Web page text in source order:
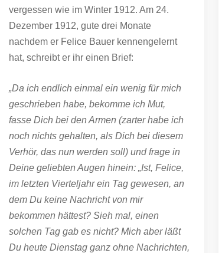
vergessen wie im Winter 1912. Am 24.
Dezember 1912, gute drei Monate
nachdem er Felice Bauer kennengelernt
hat, schreibt er ihr einen Brief:
„Da ich endlich einmal ein wenig für mich
geschrieben habe, bekomme ich Mut,
fasse Dich bei den Armen (zarter habe ich
noch nichts gehalten, als Dich bei diesem
Verhör, das nun werden soll) und frage in
Deine geliebten Augen hinein: „Ist, Felice,
im letzten Vierteljahr ein Tag gewesen, an
dem Du keine Nachricht von mir
bekommen hättest? Sieh mal, einen
solchen Tag gab es nicht? Mich aber läßt
Du heute Dienstag ganz ohne Nachrichten,